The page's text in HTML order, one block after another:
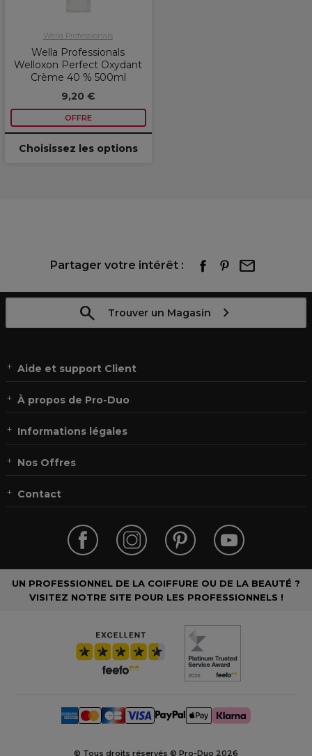
Wella Professionals
Wella Professionals
Welloxon Perfect Oxydant
Crème 40 % 500ml
9,20 €
OFFRE
Choisissez les options
Partager votre intérêt :
Trouver un Magasin
Aide et support Client
À propos de Pro-Duo
Informations légales
Nos Offres
Contact
UN PROFESSIONNEL DE LA COIFFURE OU DE LA BEAUTÉ ?
VISITEZ NOTRE SITE POUR LES PROFESSIONNELS !
© Tous droits réservés © Pro-Duo 2026